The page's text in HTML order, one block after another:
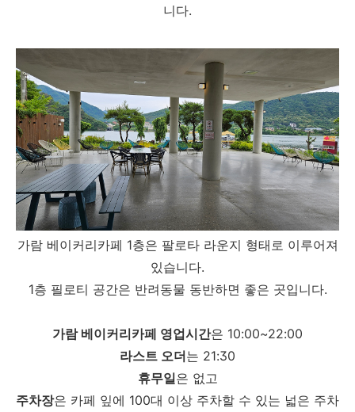
니다.
가람 베이커리카페 1층은 팔로타 라운지 형태로 이루어져
있습니다.
1층 필로티 공간은 반려동물 동반하면 좋은 곳입니다.
가람 베이커리카페 영업시간은 10:00~22:00
라스트 오더는 21:30
휴무일은 없고
주차장은 카페 잎에 100대 이상 주차할 수 있는 넓은 주차